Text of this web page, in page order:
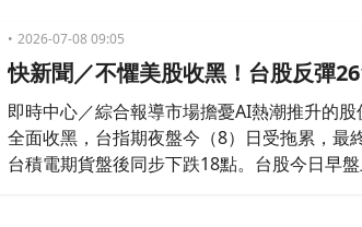
2026-07-08 09:05
快新聞／不懼美股收黑！台股反彈
即時中心／綜合報導市場擔憂AI熱潮推升的股
全面收黑，台指期夜盤今（8）日受拖累，最
台積電期貨盤後同步下跌18點。台股今日早